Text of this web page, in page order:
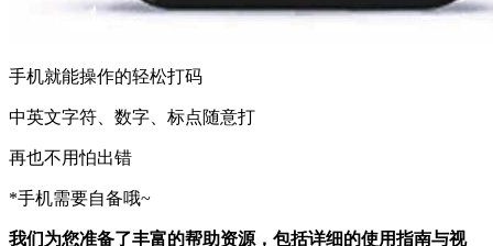
手机就能操作的轻松打码
中英文字符、数字、标点随意打
再也不用怕出错
*手机需要自备哦~
我们为您准备了丰富的帮助资源，包括详细的使用指南与视